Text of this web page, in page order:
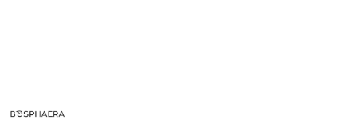
NAZWA
PRODUCENTA: